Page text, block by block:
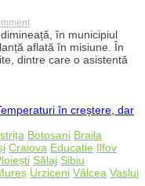
on
Accident
grav
în
Bihor:
misiune,
într-
un
impact
violent.
O
în municipiul
aflată în misiune. În
dintre care o asistentă
Botosani Braila
Craiova Educatie Ilfov
Sălaj Sibiu
Urziceni Vâlcea Vaslui